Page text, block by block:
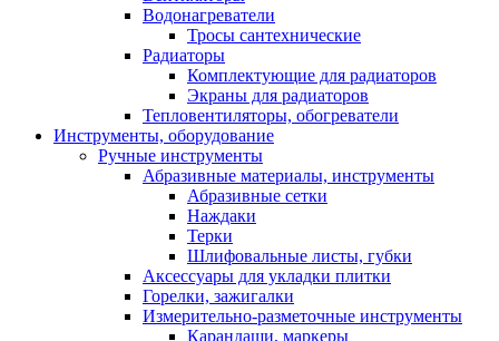
Водонагреватели
Тросы сантехнические
Радиаторы
Комплектующие для радиаторов
Экраны для радиаторов
Тепловентиляторы, обогреватели
Инструменты, оборудование
Ручные инструменты
Абразивные материалы, инструменты
Абразивные сетки
Наждаки
Терки
Шлифовальные листы, губки
Аксессуары для укладки плитки
Горелки, зажигалки
Измерительно-разметочные инструменты
Карандаши, маркеры